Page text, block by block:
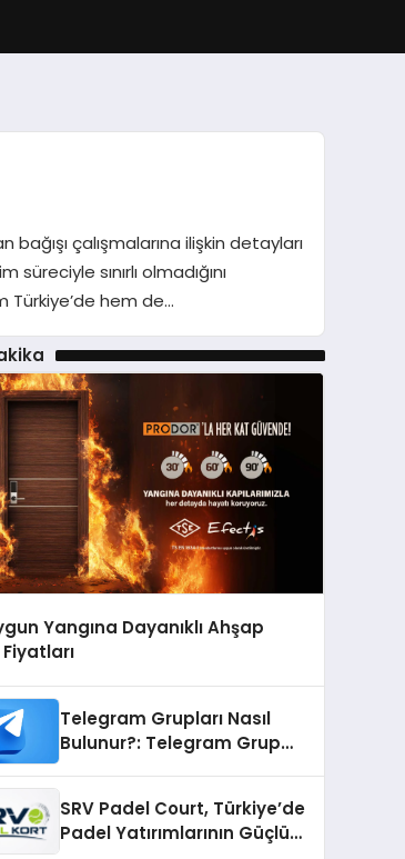
çalışmalarına ilişkin detayları
sınırlı olmadığını
Türkiye’de hem de…
Yangına Dayanıklı Ahşap
Fiyatları
Telegram Grupları Nasıl
Bulunur?: Telegram Grup
SRV Padel Court, Türkiye’de
Padel Yatırımlarının Güçlü